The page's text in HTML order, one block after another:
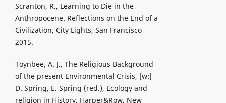
Scranton, R., Learning to Die in the
Anthropocene. Reflections on the End of a
Civilization, City Lights, San Francisco
2015.
Toynbee, A. J., The Religious Background
of the present Environmental Crisis, [w:]
D. Spring, E. Spring (red.), Ecology and
religion in History, Harper&Row, New